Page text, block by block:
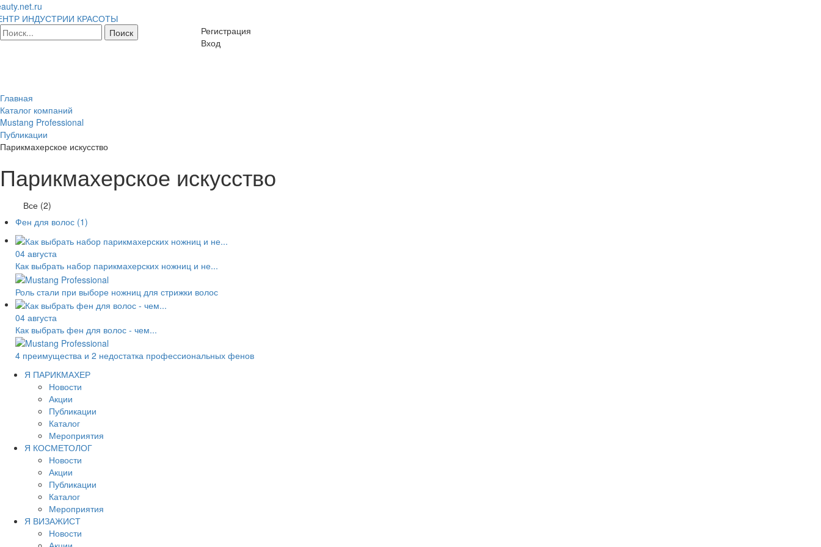
ИНДУСТРИИ КРАСОТЫ
Регистрация
Вход
Главная
Каталог компаний
Mustang Professional
Публикации
Парикмахерское искусство
Парикмахерское искусство
Все (2)
Фен для волос (1)
04 августа
Как выбрать набор парикмахерских ножниц и не...
Роль стали при выборе ножниц для стрижки волос
04 августа
Как выбрать фен для волос - чем...
4 преимущества и 2 недостатка профессиональных фенов
Я ПАРИКМАХЕР
Новости
Акции
Публикации
Каталог
Мероприятия
Я КОСМЕТОЛОГ
Новости
Акции
Публикации
Каталог
Мероприятия
Я ВИЗАЖИСТ
Новости